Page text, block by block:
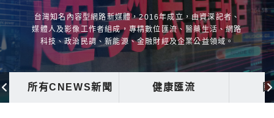
台灣知名內容型網路新媒體，2016年成立，由資深記者、
媒體人及影像工作者組成，專精數位匯流、醫藥生活、網路
科技、政治民調、新能源、金融財經及企業公益領域。
所有CNEWS新聞 健康匯流